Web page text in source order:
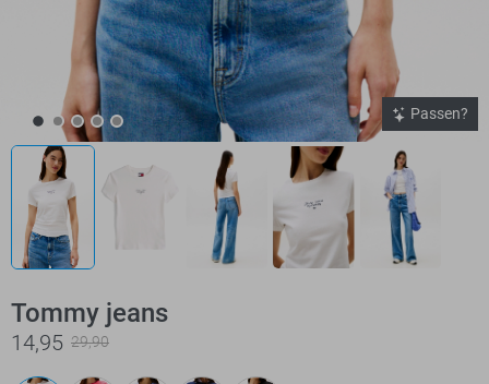
Passen?
Tommy jeans
14,95 29,90